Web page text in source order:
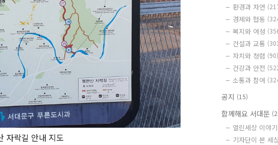
자락길 안내 지도
환경과 자연
경제와 협동
복지와 여성
건설과 교통
자치와 청렴 (90)
건강과 안전
소통과 참여
공지 (15)
함께해요 서대문
열린세상 이야기
기자단이 본 세